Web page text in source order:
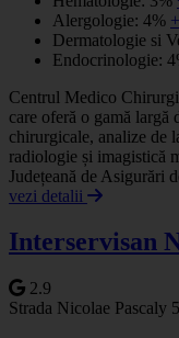
Alergologie: 4%
Dermatologie si
Endocrinologie:
Centrul Medico
care oferă o gamă
chirurgicale, analize de
radiologie și imagistică
Județeană de Asigurări
vezi detalii
Interservisan
2.9
Strada Nicolae Pascaly 5